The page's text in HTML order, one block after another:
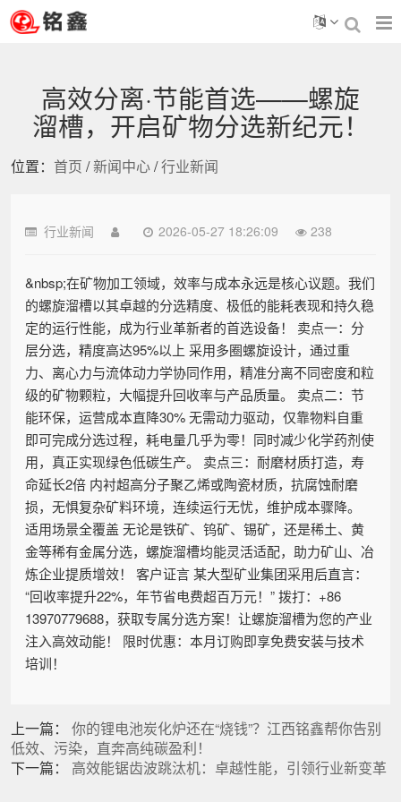
高效分离·节能首选——螺旋
溜槽，开启矿物分选新纪元！
位置： 首页 /新闻中心/行业新闻
行业新闻 2026-05-27 18:26:09 238
&nbsp;在矿物加工领域，效率与成本永远是核心议题。我们
的螺旋溜槽以其卓越的分选精度、极低的能耗表现和持久稳
定的运行性能，成为行业革新者的首选设备！ 卖点一：分
层分选，精度高达95%以上 采用多圈螺旋设计，通过重
力、离心力与流体动力学协同作用，精准分离不同密度和粒
级的矿物颗粒，大幅提升回收率与产品质量。 卖点二：节
能环保，运营成本直降30% 无需动力驱动，仅靠物料自重
即可完成分选过程，耗电量几乎为零！同时减少化学药剂使
用，真正实现绿色低碳生产。 卖点三：耐磨材质打造，寿
命延长2倍 内衬超高分子聚乙烯或陶瓷材质，抗腐蚀耐磨
损，无惧复杂矿料环境，连续运行无忧，维护成本骤降。
适用场景全覆盖 无论是铁矿、钨矿、锡矿，还是稀土、黄
金等稀有金属分选，螺旋溜槽均能灵活适配，助力矿山、冶
炼企业提质增效！ 客户证言 某大型矿业集团采用后直言：
“回收率提升22%，年节省电费超百万元！” 拨打：+86
13970779688，获取专属分选方案！让螺旋溜槽为您的产业
注入高效动能！ 限时优惠：本月订购即享免费安装与技术
培训！
上一篇： 你的锂电池炭化炉还在“烧钱”？江西铭鑫帮你告别
低效、污染，直奔高纯碳盈利！
下一篇： 高效能锯齿波跳汰机：卓越性能，引领行业新变革